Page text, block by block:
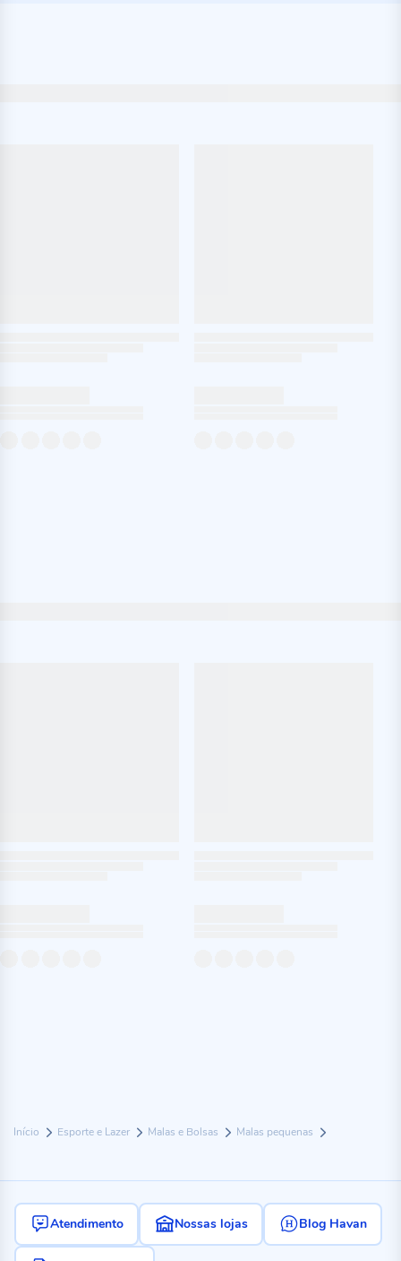
Início Esporte e Lazer Malas e Bolsas Malas pequenas
Atendimento Nossas lojas Blog Havan